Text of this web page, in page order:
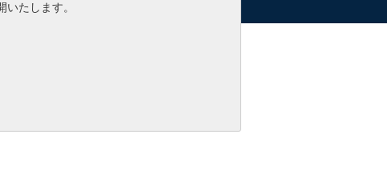
たします。